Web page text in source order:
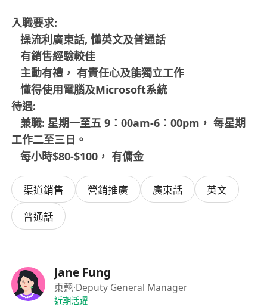
入職要求:
操流利廣東話, 懂英文及普通話
有銷售經驗較佳
主動有禮， 有責任心及能獨立工作
懂得使用電腦及Microsoft系統
待遇:
兼職: 星期一至五 9：00am-6：00pm， 每星期
工作二至三日。
每小時$80-$100， 有傭金
渠道銷售 營銷推廣 廣東話
英文
普通話
Jane Fung
東翹·Deputy General Manager
近期活躍